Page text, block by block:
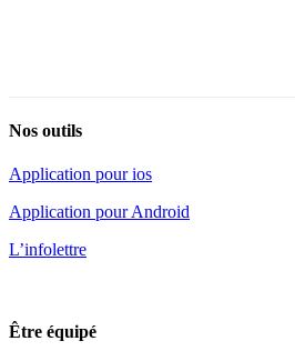
Nos outils
Application pour ios
Application pour Android
L’infolettre
Être équipé